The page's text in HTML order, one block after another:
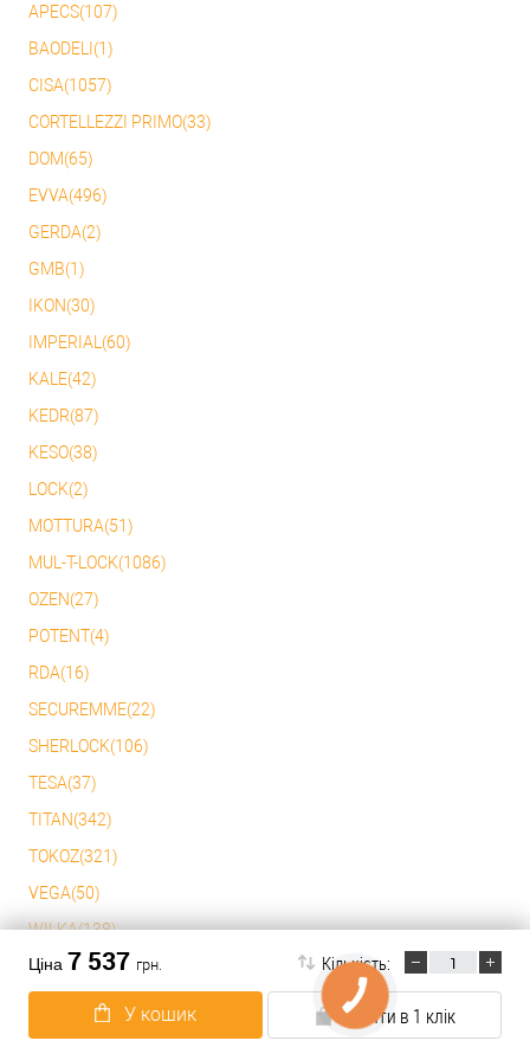
Ціна 7 537 грн. Кількість:
У кошик Купити в 1 клік
APECS(107)
BAODELI(1)
CISA(1057)
CORTELLEZZI PRIMO(33)
DOM(65)
EVVA(496)
GERDA(2)
GMB(1)
IKON(30)
IMPERIAL(60)
KALE(42)
KEDR(87)
KESO(38)
LOCK(2)
MOTTURA(51)
MUL-T-LOCK(1086)
OZEN(27)
POTENT(4)
RDA(16)
SECUREMME(22)
SHERLOCK(106)
TESA(37)
TITAN(342)
TOKOZ(321)
VEGA(50)
WILKA(138)
YALE(2)
АТЛАНТ(1)